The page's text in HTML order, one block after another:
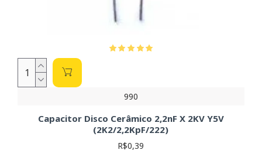
990
Capacitor Disco Cerâmico 2,2nF X 2KV Y5V
(2K2/2,2KpF/222)
R$0,39